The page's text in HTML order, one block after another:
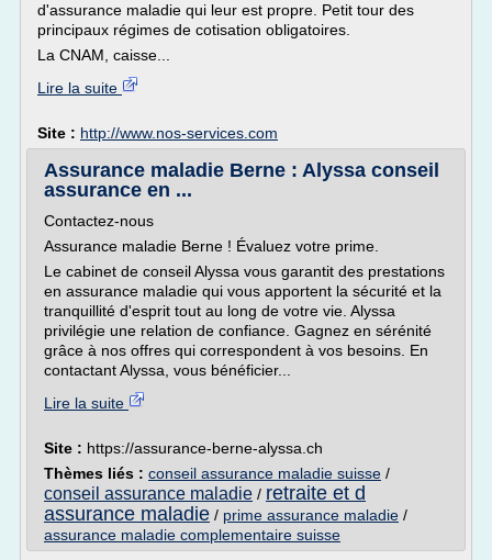
d'assurance maladie qui leur est propre. Petit tour des
principaux régimes de cotisation obligatoires.
La CNAM, caisse...
Lire la suite
Site : http://www.nos-services.com
Assurance maladie Berne : Alyssa conseil
assurance en ...
Contactez-nous
Assurance maladie Berne ! Évaluez votre prime.
Le cabinet de conseil Alyssa vous garantit des prestations
en assurance maladie qui vous apportent la sécurité et la
tranquillité d'esprit tout au long de votre vie. Alyssa
privilégie une relation de confiance. Gagnez en sérénité
grâce à nos offres qui correspondent à vos besoins. En
contactant Alyssa, vous bénéficier...
Lire la suite
Site : https://assurance-berne-alyssa.ch
Thèmes liés : conseil assurance maladie suisse /
conseil assurance maladie / retraite et d
assurance maladie / prime assurance maladie /
assurance maladie complementaire suisse